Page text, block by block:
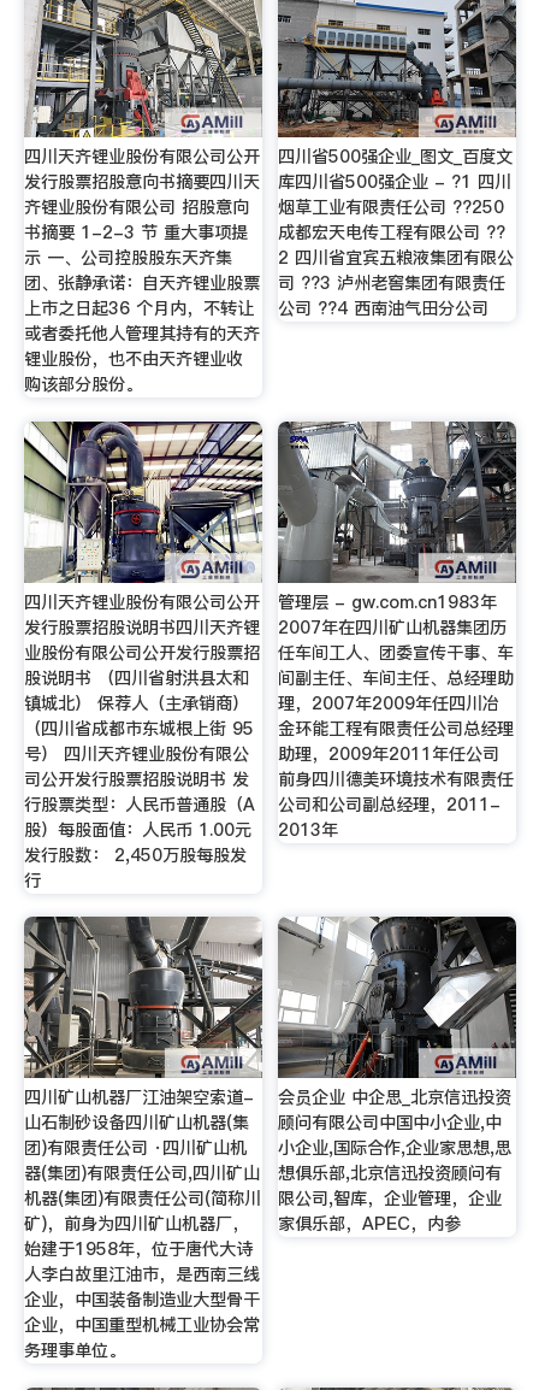
四川天齐锂业股份有限公司公开
发行股票招股意向书摘要四川天
齐锂业股份有限公司 招股意向
书摘要 1-2-3 节 重大事项提
示 一、公司控股股东天齐集
团、张静承诺：自天齐锂业股票
上市之日起36 个月内，不转让
或者委托他人管理其持有的天齐
锂业股份，也不由天齐锂业收
购该部分股份。
四川省500强企业_图文_百度文
库四川省500强企业 - ?1 四川
烟草工业有限责任公司 ??250
成都宏天电传工程有限公司 ??
2 四川省宜宾五粮液集团有限公
司 ??3 泸州老窖集团有限责任
公司 ??4 西南油气田分公司
四川天齐锂业股份有限公司公开
发行股票招股说明书四川天齐锂
业股份有限公司公开发行股票招
股说明书 （四川省射洪县太和
镇城北） 保荐人（主承销商）
（四川省成都市东城根上街 95
号） 四川天齐锂业股份有限公
司公开发行股票招股说明书 发
行股票类型：人民币普通股（A
股）每股面值：人民币 1.00元
发行股数： 2,450万股每股发
行
管理层 - gw.com.cn1983年
2007年在四川矿山机器集团历
任车间工人、团委宣传干事、车
间副主任、车间主任、总经理助
理，2007年2009年任四川冶
金环能工程有限责任公司总经理
助理，2009年2011年任公司
前身四川德美环境技术有限责任
公司和公司副总经理，2011-
2013年
四川矿山机器厂江油架空索道-
山石制砂设备四川矿山机器(集
团)有限责任公司 ·四川矿山机
器(集团)有限责任公司,四川矿山
机器(集团)有限责任公司(简称川
矿)，前身为四川矿山机器厂，
始建于1958年，位于唐代大诗
人李白故里江油市，是西南三线
企业，中国装备制造业大型骨干
企业，中国重型机械工业协会常
务理事单位。
会员企业 中企思_北京信迅投资
顾问有限公司中国中小企业,中
小企业,国际合作,企业家思想,思
想俱乐部,北京信迅投资顾问有
限公司,智库，企业管理，企业
家俱乐部，APEC，内参